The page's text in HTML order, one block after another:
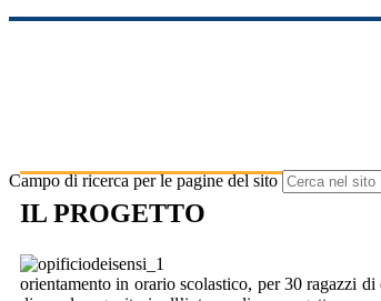
Campo di ricerca per le pagine del sito
IL PROGETTO
orientamento in orario scolastico, per 30 ragazzi